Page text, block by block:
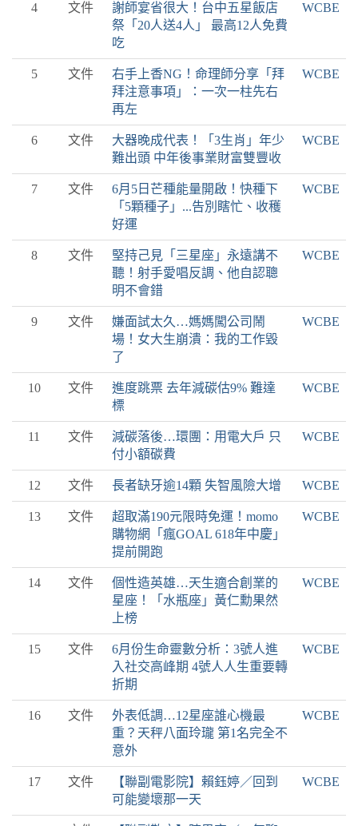
4 文件
謝師宴省很大！台中五星飯店
祭「20人送4人」 最高12人免費
吃
WCBE
5 文件
右手上香NG！命理師分享「拜
拜注意事項」：一次一柱先右
再左
WCBE
6 文件
大器晚成代表！「3生肖」年少
難出頭 中年後事業財富雙豐收
WCBE
7 文件
6月5日芒種能量開啟！快種下
「5顆種子」...告別瞎忙、收穫
好運
WCBE
8 文件
堅持己見「三星座」永遠講不
聽！射手愛唱反調、他自認聰
明不會錯
WCBE
9 文件
嫌面試太久…媽媽闖公司鬧
場！女大生崩潰：我的工作毀
了
WCBE
10 文件
進度跳票 去年減碳估9% 難達
標
WCBE
11 文件
減碳落後…環團：用電大戶 只
付小額碳費
WCBE
12 文件 長者缺牙逾14顆 失智風險大增 WCBE
13 文件
超取滿190元限時免運！momo
購物網「瘋GOAL 618年中慶」
提前開跑
WCBE
14 文件
個性造英雄…天生適合創業的
星座！「水瓶座」黃仁勳果然
上榜
WCBE
15 文件
6月份生命靈數分析：3號人進
入社交高峰期 4號人人生重要轉
折期
WCBE
16 文件
外表低調…12星座誰心機最
重？天秤八面玲瓏 第1名完全不
意外
WCBE
17 文件
【聯副電影院】賴鈺婷／回到
可能變壞那一天
WCBE